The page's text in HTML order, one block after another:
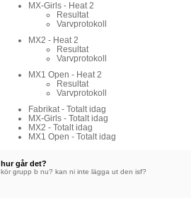
MX-Girls - Heat 2
Resultat
Varvprotokoll
MX2 - Heat 2
Resultat
Varvprotokoll
MX1 Open - Heat 2
Resultat
Varvprotokoll
Fabrikat - Totalt idag
MX-Girls - Totalt idag
MX2 - Totalt idag
MX1 Open - Totalt idag
hur går det?
kör grupp b nu? kan ni inte lägga ut den isf?